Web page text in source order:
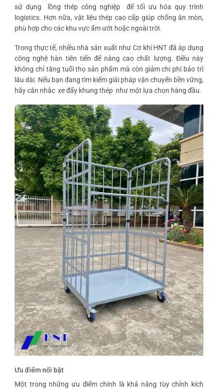
sử dụng
lồng thép công nghiệp
để tối ưu hóa quy trình
logistics. Hơn nữa, vật liệu thép cao cấp giúp chống ăn mòn,
phù hợp cho các khu vực ẩm ướt hoặc ngoài trời.
Trong thực tế, nhiều nhà sản xuất như Cơ khí HNT đã áp dụng
công nghệ hàn tiên tiến để nâng cao chất lượng. Điều này
không chỉ tăng tuổi thọ sản phẩm mà còn giảm chi phí bảo trì
lâu dài. Nếu bạn đang tìm kiếm giải pháp vận chuyển bền vững,
hãy cân nhắc xe đẩy khung thép như một lựa chọn hàng đầu.
Ưu điểm nổi bật
Một trong những ưu điểm chính là khả năng tùy chỉnh kích